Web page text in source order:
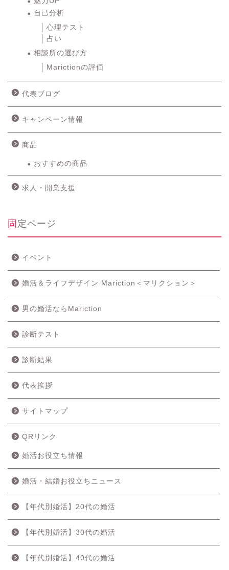
自己分析
心理テスト
占い
相談所の選び方
Marictionの評価
代表ブログ
キャンペーン情報
商品
おすすめの商品
求人・開業支援
固定ページ
イベント
婚活＆ライフデザイン Mariction＜マリクション＞
男の婚活ならMariction
診断テスト
診断結果
代表挨拶
サイトマップ
QRリンク
婚活お役立ち情報
婚活・結婚お役立ちニュース
【年代別婚活】20代の婚活
【年代別婚活】30代の婚活
【年代別婚活】40代の婚活